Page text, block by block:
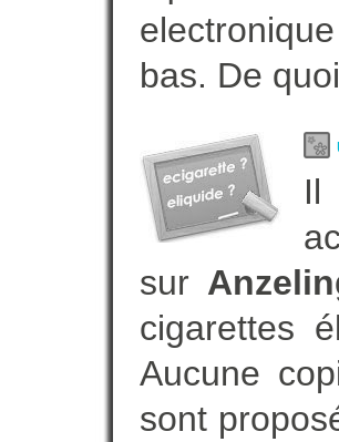
bas. De
Il
sur
cigarettes
Aucune
sont